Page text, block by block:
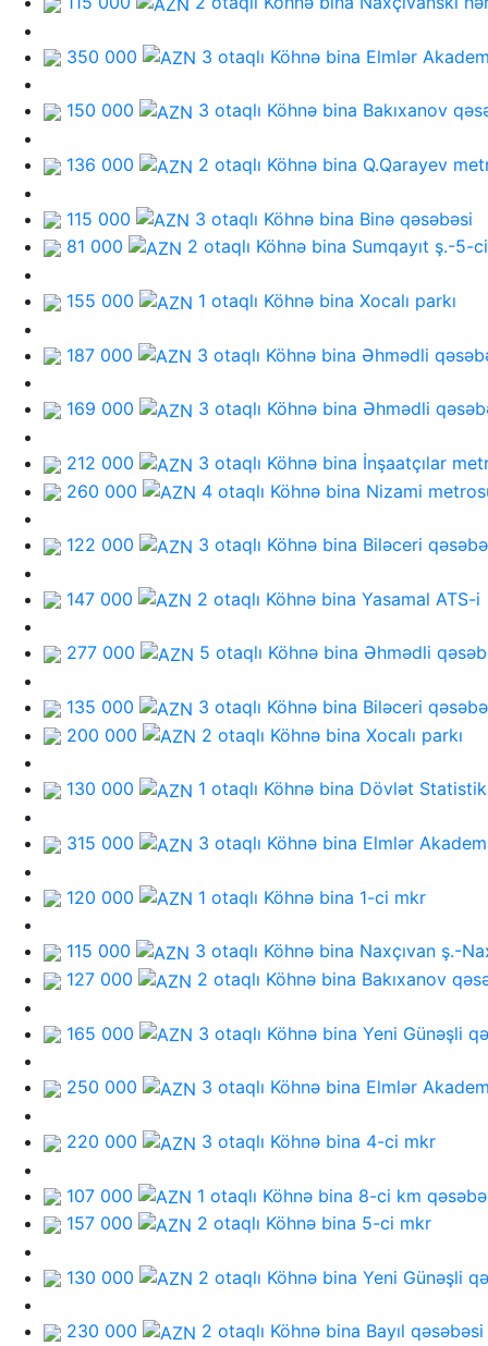
350 000 3 otaqlı Köhnə bina Elmlər
150 000 3 otaqlı Köhnə bina Bakıxanov
136 000 2 otaqlı Köhnə bina Q.Qarayev
115 000 3 otaqlı Köhnə bina Binə qəsəbəsi
81 000
2 otaqlı Köhnə bina Sumqayıt ş.-5-
155 000 1 otaqlı Köhnə bina Xocalı parkı
187 000 3 otaqlı Köhnə bina Əhmədli
169 000 3 otaqlı Köhnə bina Əhmədli
212 000 3 otaqlı Köhnə bina İnşaatçılar
260 000
4 otaqlı Köhnə bina Nizami
122 000 3 otaqlı Köhnə bina Biləceri
147 000 2 otaqlı Köhnə bina Yasamal ATS-i
277 000 5 otaqlı Köhnə bina Əhmədli
135 000 3 otaqlı Köhnə bina Biləceri
200 000
2 otaqlı Köhnə bina Xocalı parkı
130 000 1 otaqlı Köhnə bina Dövlət
315 000 3 otaqlı Köhnə bina Elmlər
120 000 1 otaqlı Köhnə bina 1-ci mkr
115 000 3 otaqlı Köhnə bina Naxçıvan ş.-
127 000
2 otaqlı Köhnə bina Bakıxanov
165 000 3 otaqlı Köhnə bina Yeni Günəşli
250 000 3 otaqlı Köhnə bina Elmlər
220 000 3 otaqlı Köhnə bina 4-ci mkr
107 000 1 otaqlı Köhnə bina 8-ci km
157 000
2 otaqlı Köhnə bina 5-ci mkr
130 000 2 otaqlı Köhnə bina Yeni Günəşli
230 000 2 otaqlı Köhnə bina Bayıl qəsəbəsi